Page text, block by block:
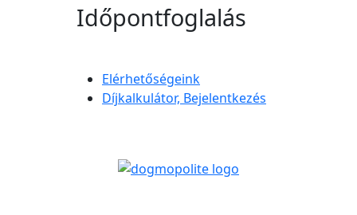
Időpontfoglalás
Elérhetőségeink
Díjkalkulátor, Bejelentkezés